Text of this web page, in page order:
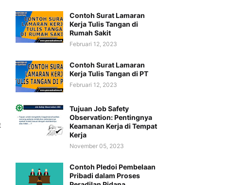
Contoh Surat Lamaran
Kerja Tulis Tangan di
Rumah Sakit
Februari 12, 2023
Contoh Surat Lamaran
Kerja Tulis Tangan di PT
Februari 12, 2023
Tujuan Job Safety
Observation: Pentingnya
Keamanan Kerja di Tempat
Kerja
November 05, 2023
Contoh Pledoi Pembelaan
Pribadi dalam Proses